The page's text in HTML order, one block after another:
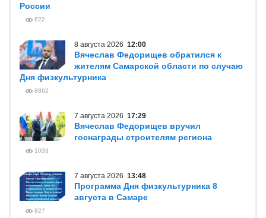
России
622
8 августа 2026 12:00
Вячеслав Федорищев обратился к
жителям Самарской области по случаю
Дня физкультурника
8862
7 августа 2026 17:29
Вячеслав Федорищев вручил
госнаграды строителям региона
1033
7 августа 2026 13:48
Программа Дня физкультурника 8
августа в Самаре
827